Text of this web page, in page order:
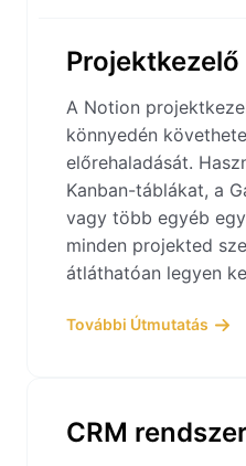
Projektkezelő
A Notion
könnyedén
előrehaladását.
Kanban-táblákat, a
vagy több egyéb
minden projekted
átláthatóan legyen
További Útmutatás
CRM rendszer